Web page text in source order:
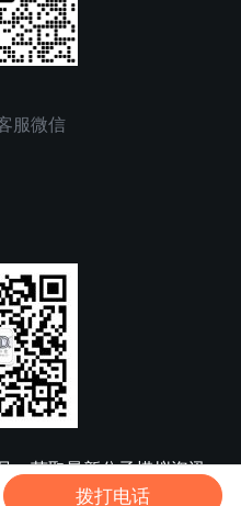
服微信
，获取最新分子模拟资讯
拨打电话